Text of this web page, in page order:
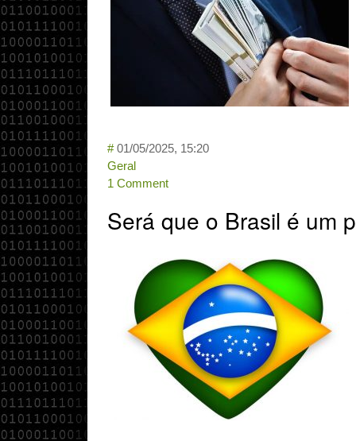
# 01/05/2025, 15:20
Geral
1 Comment
Será que o Brasil é um